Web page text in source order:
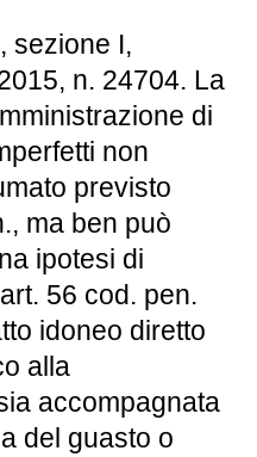
sezione I,
n. 24704. La
di
non
previsto
ma ben può
ipotesi di
56 cod. pen.
idoneo diretto
alla
accompagnata
del guasto o